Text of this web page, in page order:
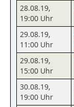
28.08.19,
19:00 Uhr
29.08.19,
11:00 Uhr
29.08.19,
15:00 Uhr
30.08.19,
19:00 Uhr